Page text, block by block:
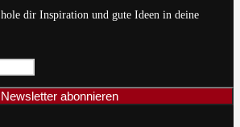
dir Inspiration und gute Ideen in deine